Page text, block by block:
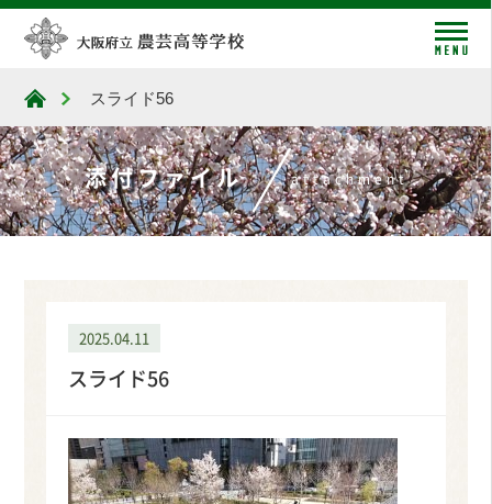
大阪府立農芸高等学校
スライド56
添付ファイル attachment
2025.04.11
スライド56